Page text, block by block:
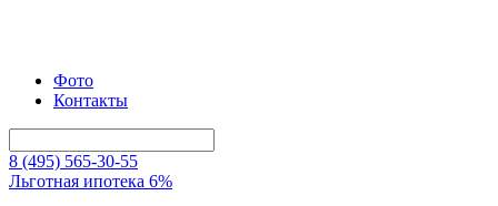
Фото
Контакты
8 (495) 565-30-55
Льготная ипотека 6%